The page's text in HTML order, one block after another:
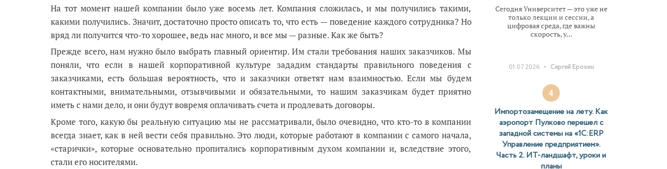
На тот момент нашей компании было уже восемь лет. Компания сложилась, и мы получились такими,
какими получились. Значит, достаточно просто описать то, что есть — поведение каждого сотрудника? Но
вряд ли получится что-то хорошее, ведь нас много, и все мы — разные. Как же быть?
Прежде всего, нам нужно было выбрать главный ориентир. Им стали требования наших заказчиков. Мы
поняли, что если в нашей корпоративной культуре зададим стандарты правильного поведения с
заказчиками, есть большая вероятность, что и заказчики ответят нам взаимностью. Если мы будем
контактными, внимательными, отзывчивыми и обязательными, то нашим заказчикам будет приятно
иметь с нами дело, и они будут вовремя оплачивать счета и продлевать договоры.
Кроме того, какую бы реальную ситуацию мы не рассматривали, было очевидно, что кто-то в компании
всегда знает, как в ней вести себя правильно. Это люди, которые работают в компании с самого начала,
«старички», которые основательно пропитались корпоративным духом компании и, вследствие этого,
стали его носителями.
Сегодня Университет — это уже не
только лекции и сессии, а
цифровая среда, где важны
скорость, у...
01.07.2026 • Сергей Ерохин
4
Импортозамещение на лету. Как
аэропорт Пулково перешел с
западной системы на «1С:ERP
Управление предприятием».
Часть 2. ИТ-ландшафт, уроки и
планы